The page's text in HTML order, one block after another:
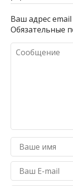
Ваш адрес
Обязательные